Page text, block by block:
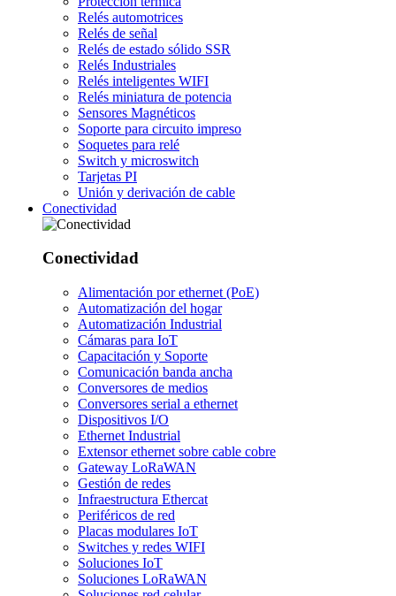
Relés automotrices
Relés de señal
Relés de estado sólido SSR
Relés Industriales
Relés inteligentes WIFI
Relés miniatura de potencia
Sensores Magnéticos
Soporte para circuito impreso
Soquetes para relé
Switch y microswitch
Tarjetas PI
Unión y derivación de cable
Conectividad
Conectividad
Alimentación por ethernet (PoE)
Automatización del hogar
Automatización Industrial
Cámaras para IoT
Capacitación y Soporte
Comunicación banda ancha
Conversores de medios
Conversores serial a ethernet
Dispositivos I/O
Ethernet Industrial
Extensor ethernet sobre cable cobre
Gateway LoRaWAN
Gestión de redes
Infraestructura Ethercat
Periféricos de red
Placas modulares IoT
Switches y redes WIFI
Soluciones IoT
Soluciones LoRaWAN